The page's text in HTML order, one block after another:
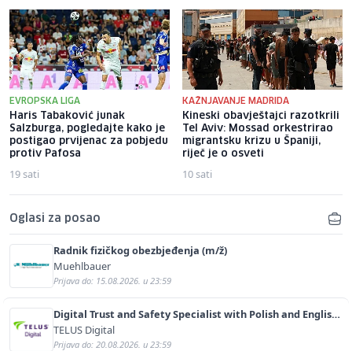
EVROPSKA LIGA
Haris Tabaković junak
Salzburga, pogledajte kako je
postigao prvijenac za pobjedu
protiv Pafosa
19 sati
KAŽNJAVANJE MADRIDA
Kineski obavještajci razotkrili
Tel Aviv: Mossad orkestrirao
migrantsku krizu u Španiji,
riječ je o osveti
10 sati
Oglasi za posao
Radnik fizičkog obezbjeđenja (m/ž)
Muehlbauer
Prijava do: 15.08.2026. u 23:59
Digital Trust and Safety Specialist with Polish and English
(m/f)
TELUS Digital
Prijava do: 20.08.2026. u 23:59